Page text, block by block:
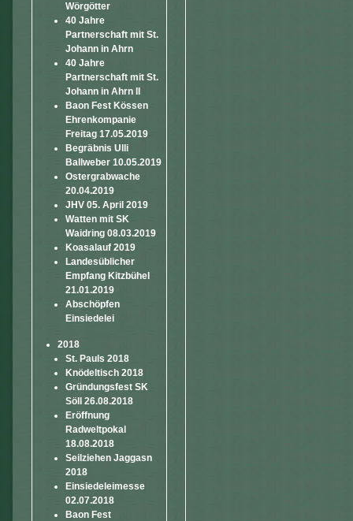
Wörgötter
40 Jahre
Partnerschaft mit St.
Johann in Ahrn
40 Jahre
Partnerschaft mit St.
Johann in Ahrn II
Baon Fest Kössen
Ehrenkompanie
Freitag 17.05.2019
Begräbnis Ulli
Ballweber 10.05.2019
Ostergrabwache
20.04.2019
JHV 05. April 2019
Watten mit SK
Waidring 08.03.2019
Koasalauf 2019
Landesüblicher
Empfang Kitzbühel
21.01.2019
Abschöpfen
Einsiedelei
2018
St. Pauls 2018
Knödeltisch 2018
Gründungsfest SK
Söll 26.08.2018
Eröffnung
Radweltpokal
18.08.2018
Seilziehen Jaggasn
2018
Einsiedeleimesse
02.07.2018
Baon Fest